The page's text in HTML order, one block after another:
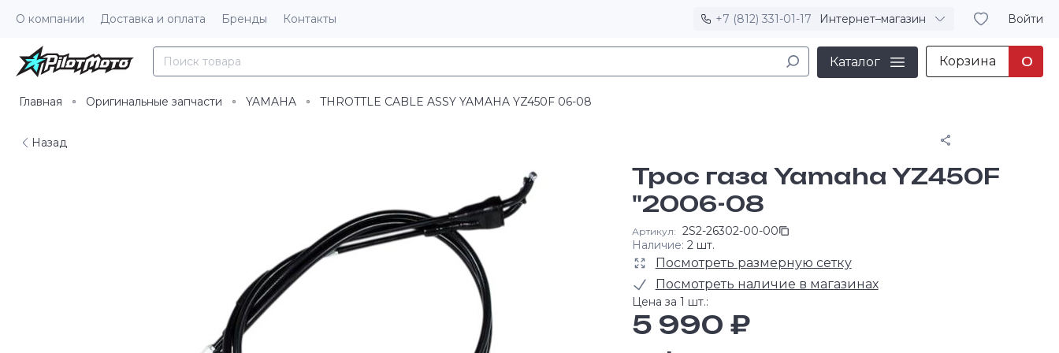
О компании Доставка и оплата Бренды Контакты +7 (812) 331-01-17 Интернет–магазин Войти
Каталог Корзина 0
Главная Оригинальные запчасти YAMAHA THROTTLE CABLE ASSY YAMAHA YZ450F 06-08
Назад
Трос газа Yamaha YZ450F
"2006-08
Артикул: 2S2-26302-00-00
Наличие: 2 шт.
Посмотреть размерную сетку
Посмотреть наличие в магазинах
Цена за 1 шт.:
5 990 ₽